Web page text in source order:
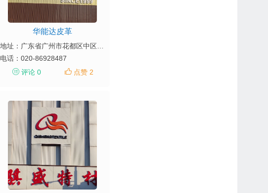
华能达皮革
电话： 020-86928487
评论 0
点赞 2